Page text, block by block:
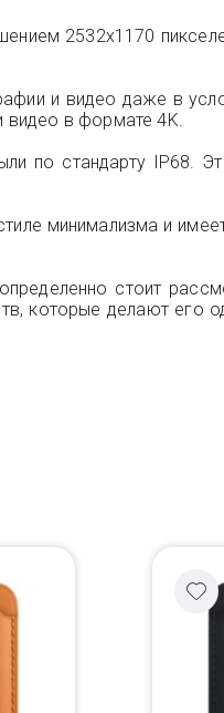
2532x1170
и видео даже в
видео в формате 4K.
по стандарту IP68.
минимализма и
стоит
которые делают его